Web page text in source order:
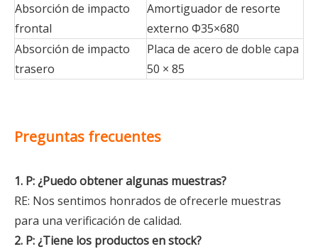
Absorción de impacto
frontal
Amortiguador de resorte
externo Φ35×680
Absorción de impacto
trasero
Placa de acero de doble capa
50 × 85
Preguntas frecuentes
1. P: ¿Puedo obtener algunas muestras?
RE: Nos sentimos honrados de ofrecerle muestras
para una verificación de calidad.
2. P: ¿Tiene los productos en stock?